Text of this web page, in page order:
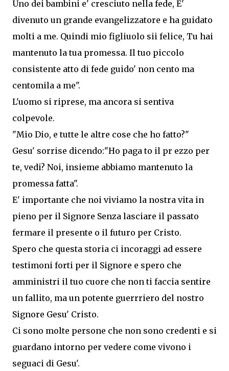
Uno dei bambini e' cresciuto nella fede, E'
divenuto un grande evangelizzatore e ha guidato
molti a me. Quindi mio figliuolo sii felice, Tu hai
mantenuto la tua promessa. Il tuo piccolo
consistente atto di fede guido' non cento ma
centomila a me".
L'uomo si riprese, ma ancora si sentiva
colpevole.
"Mio Dio, e tutte le altre cose che ho fatto?"
Gesu' sorrise dicendo:"Ho paga to il pr ezzo per
te, vedi? Noi, insieme abbiamo mantenuto la
promessa fatta".
E' importante che noi viviamo la nostra vita in
pieno per il Signore Senza lasciare il passato
fermare il presente o il futuro per Cristo.
Spero che questa storia ci incoraggi ad essere
testimoni forti per il Signore e spero che
amministri il tuo cuore che non ti faccia sentire
un fallito, ma un potente guerrriero del nostro
Signore Gesu' Cristo.
Ci sono molte persone che non sono credenti e si
guardano intorno per vedere come vivono i
seguaci di Gesu'.